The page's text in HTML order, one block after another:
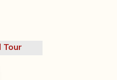
Tour